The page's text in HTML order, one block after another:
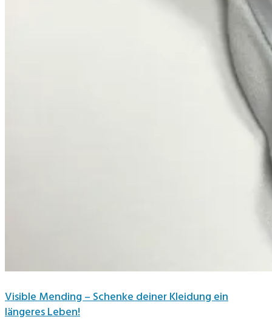
Visible Mending – Schenke deiner Kleidung ein
längeres Leben!